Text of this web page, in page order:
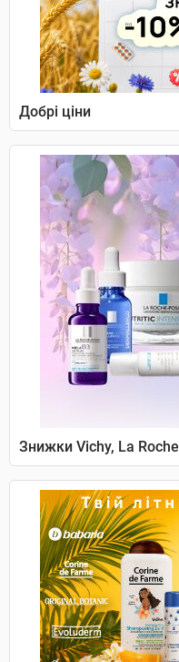
Добрі ціни
Знижки Vichy, La Roche